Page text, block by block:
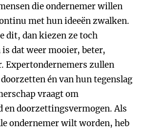
die ondernemer willen
met hun ideeën zwalken.
dit, dan kiezen ze toch
is dat weer mooier, beter,
Expertondernemers zullen
én van hun tegenslag
vraagt om
en doorzettingsvermogen. Als
ondernemer wilt worden, heb